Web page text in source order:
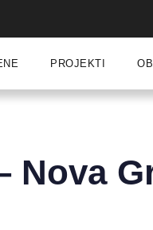
PROJEKTI
Nova